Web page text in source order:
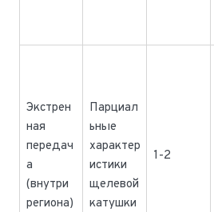
Экстрен
ная
передач
а
(внутри
региона)
Парциал
ьные
характер
истики
щелевой
катушки
1-2